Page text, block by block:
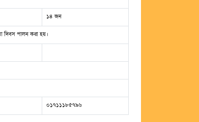
১৪ জন
দিবস পালন করা হয়।
০১৭১১১৮৫৭৯৬